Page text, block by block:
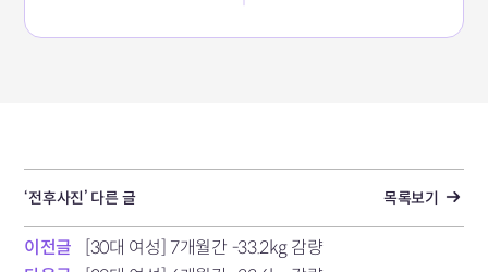
‘전후사진’ 다른 글 목록보기
이전글
[30대 여성] 7개월간 -33.2kg 감량